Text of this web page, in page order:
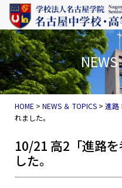
コンテンツへスキップ
メインナビゲーシ
NEWS
HOME >NEWS ＆ TOPICS >進路
れました。
10/21 高2「進路
した。